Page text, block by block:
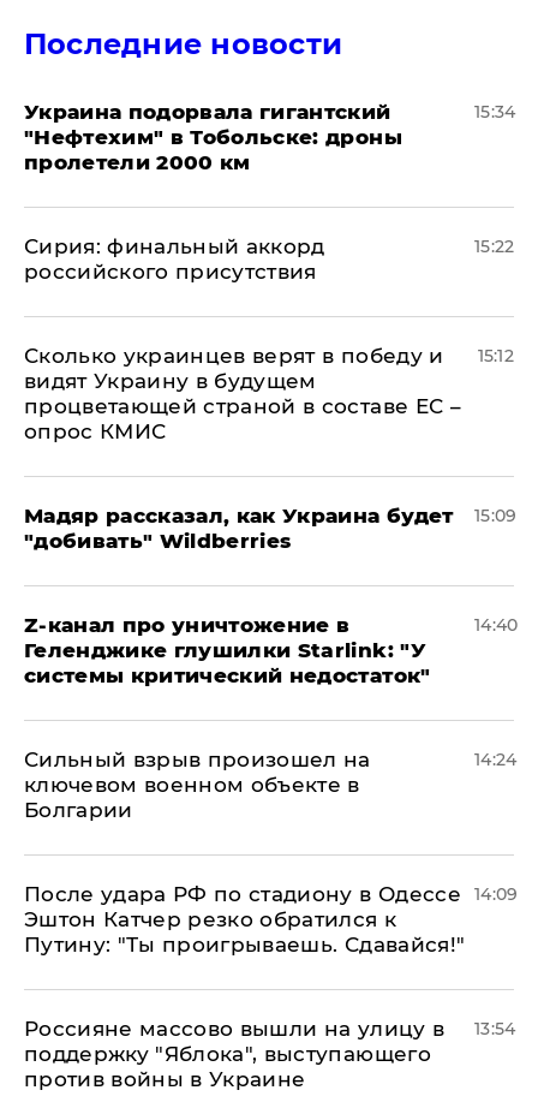
Последние новости
Украина подорвала гигантский
"Нефтехим" в Тобольске: дроны
пролетели 2000 км
15:34
​Сирия: финальный аккорд
российского присутствия
15:22
Сколько украинцев верят в победу и
видят Украину в будущем
процветающей страной в составе ЕС –
опрос КМИС
15:12
Мадяр рассказал, как Украина будет
"добивать" Wildberries
15:09
Z-канал про уничтожение в
Геленджике глушилки Starlink: "У
системы критический недостаток"
14:40
Сильный взрыв произошел на
ключевом военном объекте в
Болгарии
14:24
После удара РФ по стадиону в Одессе
Эштон Катчер резко обратился к
Путину: "Ты проигрываешь. Сдавайся!"
14:09
Россияне массово вышли на улицу в
поддержку "Яблока", выступающего
против войны в Украине
13:54